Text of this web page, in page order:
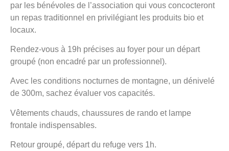
par les bénévoles de l’association qui vous concocteront
un repas traditionnel en privilégiant les produits bio et
locaux.
Rendez-vous à 19h précises au foyer pour un départ
groupé (non encadré par un professionnel).
Avec les conditions nocturnes de montagne, un dénivelé
de 300m, sachez évaluer vos capacités.
Vêtements chauds, chaussures de rando et lampe
frontale indispensables.
Retour groupé, départ du refuge vers 1h.